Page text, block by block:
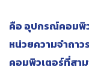
คือ อุปกรณ์คอมพิ
หน่วยความจำถาว
คอมพิวเตอร์ที่สา